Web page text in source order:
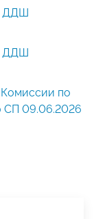
ДДШ
ДДШ
Комиссии по
09.06.2026